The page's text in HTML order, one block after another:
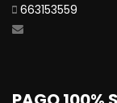
663153559